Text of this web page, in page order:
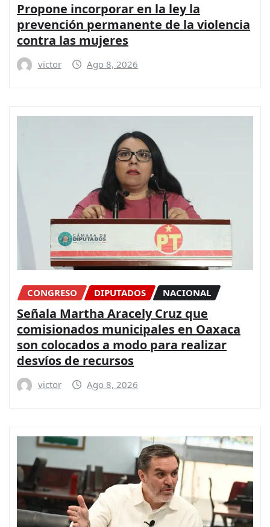
Propone incorporar en la ley la
prevención permanente de la violencia
contra las mujeres
victor Ago 8, 2026
CONGRESO DIPUTADOS NACIONAL
Señala Martha Aracely Cruz que
comisionados municipales en Oaxaca
son colocados a modo para realizar
desvíos de recursos
victor Ago 8, 2026